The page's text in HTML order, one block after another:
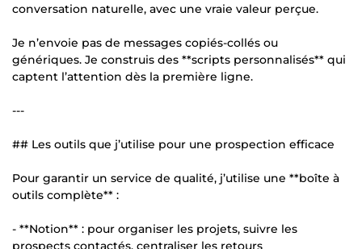
conversation naturelle, avec une vraie valeur perçue.
Je n’envoie pas de messages copiés-collés ou
génériques. Je construis des **scripts personnalisés** qui
captent l’attention dès la première ligne.
---
## Les outils que j’utilise pour une prospection efficace
Pour garantir un service de qualité, j’utilise une **boîte à
outils complète** :
- **Notion** : pour organiser les projets, suivre les
prospects contactés, centraliser les retours